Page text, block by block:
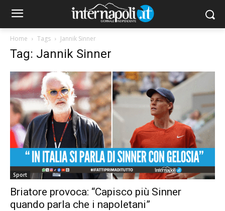
Home Tags Jannik Sinner
Tag: Jannik Sinner
Sport
Briatore provoca: “Capisco più Sinner
quando parla che i napoletani”